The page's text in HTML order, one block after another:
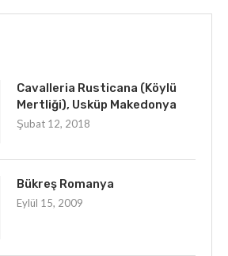
Cavalleria Rusticana (Köylü
Mertliği), Usküp Makedonya
Şubat 12, 2018
Bükreş Romanya
Eylül 15, 2009